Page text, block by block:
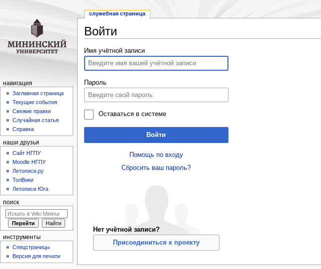
Войти
Перейти
навигации
Перейти
поиску
Имя учётной записи
Пароль
Оставаться в системе
Войти
Помощь по входу
Сбросить ваш пароль?
Нет учётной записи?
Присоединиться к проекту
служебная страница
навигация
Заглавная страница
Текущие события
Свежие правки
Случайная статья
Справка
наши друзья
Cайт НГПУ
Moodle НГПУ
Летописи.ру
ТолВики
Летописи Юга
поиск
инструменты
Спецстраницы
Версия для печати